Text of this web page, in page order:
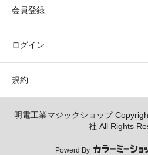
会員登録
ログイン
規約
明電工業マジックショップ
社 All Rights
Powerd By